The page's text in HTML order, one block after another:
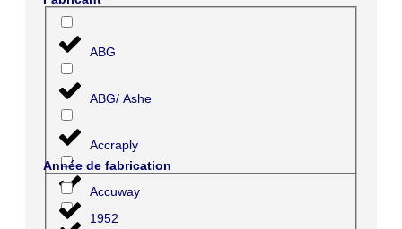
ABG
ABG/ Ashe
Accraply
Accuway
Année de fabrication
1952